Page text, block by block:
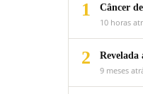
1
Câncer
10 horas
2
Revelada
9 meses